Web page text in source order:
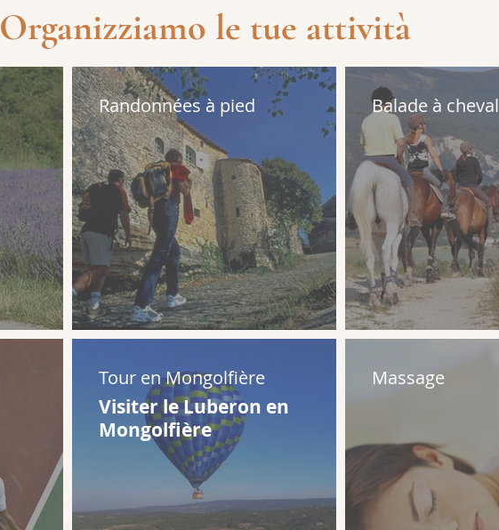
Organizziamo le tue attività
Randonnées à pied Balade à cheval
Tour en Mongolfière
Visiter le Luberon en
Mongolfière
Massage